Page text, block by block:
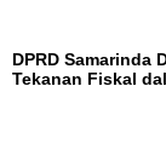
DPRD Samarinda
Tekanan Fiskal